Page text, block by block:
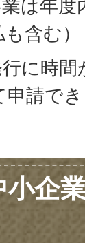
は年
含む）
に時
申請で
小企